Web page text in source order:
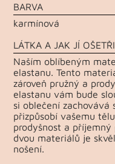
BARVA
karmínová
LÁTKA A JAK JÍ
Naším oblíbeným
elastanu. Tento
zároveň pružný a
elastanu vám bude
si oblečení zachovává
přizpůsobí vašemu
prodyšnost a
dvou materiálů je
nošení.